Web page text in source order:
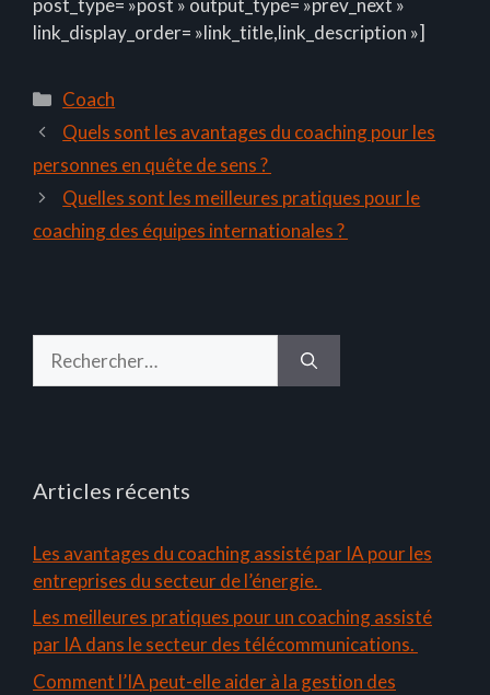
link_display_order= »link_title,link_description »]
Catégories
Coach
Quels sont les avantages du coaching pour les
personnes en quête de sens ?
Quelles sont les meilleures pratiques pour le
coaching des équipes internationales ?
Articles récents
Les avantages du coaching assisté par IA pour les
entreprises du secteur de l’énergie.
Les meilleures pratiques pour un coaching assisté
par IA dans le secteur des télécommunications.
Comment l’IA peut-elle aider à la gestion des